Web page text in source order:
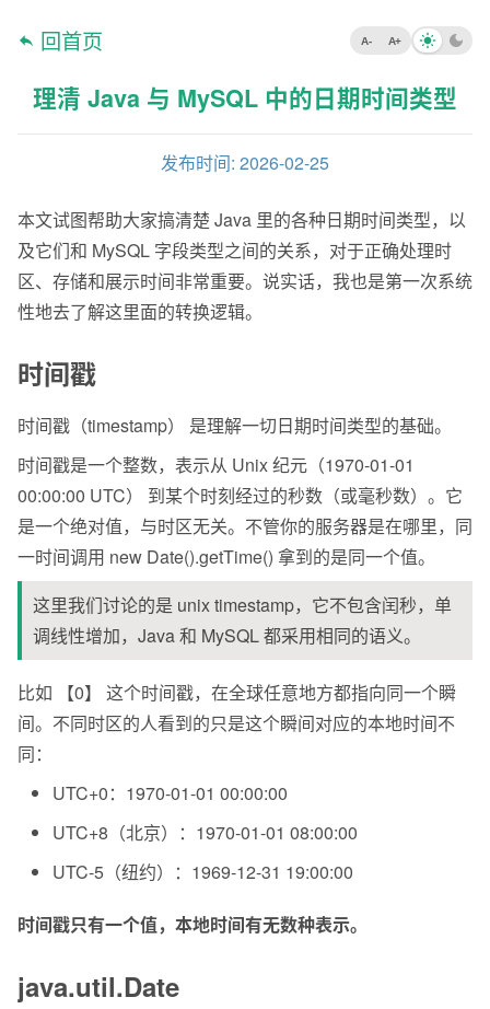
回首页 A- A+
理清 Java 与 MySQL 中的日期时间类型
发布时间: 2026-02-25
本文试图帮助大家搞清楚 Java 里的各种日期时间类型，以
及它们和 MySQL 字段类型之间的关系，对于正确处理时
区、存储和展示时间非常重要。说实话，我也是第一次系统
性地去了解这里面的转换逻辑。
时间戳
时间戳（timestamp） 是理解一切日期时间类型的基础。
时间戳是一个整数，表示从 Unix 纪元（1970-01-01
00:00:00 UTC） 到某个时刻经过的秒数（或毫秒数）。它
是一个绝对值，与时区无关。不管你的服务器是在哪里，同
一时间调用 new Date().getTime() 拿到的是同一个值。
这里我们讨论的是 unix timestamp，它不包含闰秒，单
调线性增加，Java 和 MySQL 都采用相同的语义。
比如 【0】 这个时间戳，在全球任意地方都指向同一个瞬
间。不同时区的人看到的只是这个瞬间对应的本地时间不
同：
UTC+0：1970-01-01 00:00:00
UTC+8（北京）：1970-01-01 08:00:00
UTC-5（纽约）：1969-12-31 19:00:00
时间戳只有一个值，本地时间有无数种表示。
java.util.Date